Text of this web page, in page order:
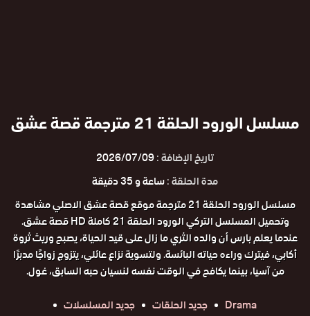
مسلسل الورود الحلقة 21 مترجمة قصة عشق
تاريخ الإضافة :2026/07/09
مدة الحلقة :ساعة و 35 دقيقة
مسلسل الورود الحلقة 21 مترجمة موقع قصة عشق الاصلي مشاهدة
وتحميل المسلسل التركي الورود الحلقة 21 كاملة HD قصة عشق.
عندما يعلم بارس أن والده الثري ما زال على قيد الحياة، يصبح وريث ثروة
أكابي، فيترك وراءه حياته البائسة. ولتسوية نزاع عائلي، يتزوج زواجًا مدبرًا
من آسيا، بينما يكافح في الوقت نفسه لنسيان حبه السابق، غول.
Drama
جديد الحلقات
جديد المسلسلات